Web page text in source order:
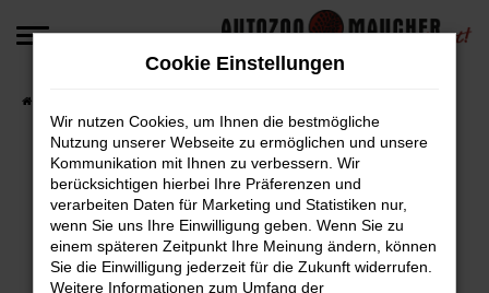
Zum
Fehler: Network Error
Beim Laden ist ein Fehler aufgetreten.
Hier sind ein paar Tipps, die dir helfen können:
Cookie Einstellungen
Wir nutzen Cookies, um Ihnen die bestmögliche
Nutzung unserer Webseite zu ermöglichen und unsere
Kommunikation mit Ihnen zu verbessern. Wir
berücksichtigen hierbei Ihre Präferenzen und
verarbeiten Daten für Marketing und Statistiken nur,
wenn Sie uns Ihre Einwilligung geben. Wenn Sie zu
einem späteren Zeitpunkt Ihre Meinung ändern, können
Sie die Einwilligung jederzeit für die Zukunft widerrufen.
Weitere Informationen zum Umfang der